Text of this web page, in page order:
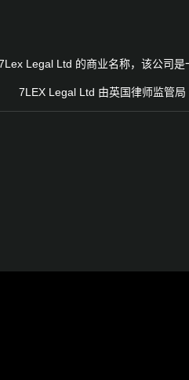
Legal Ltd 的商业名称，该公司
7LEX Legal Ltd 由英国律师监管局